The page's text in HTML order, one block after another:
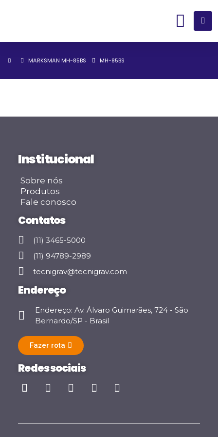
MARKSMAN MH-85BS MH-85BS
Institucional
Sobre nós
Produtos
Fale conosco
Contatos
(11) 3465-5000
(11) 94789-2989
tecnigrav@tecnigrav.com
Endereço
Endereço: Av. Álvaro Guimarães, 724 - São
Bernardo/SP - Brasil
Fazer rota
Redes sociais